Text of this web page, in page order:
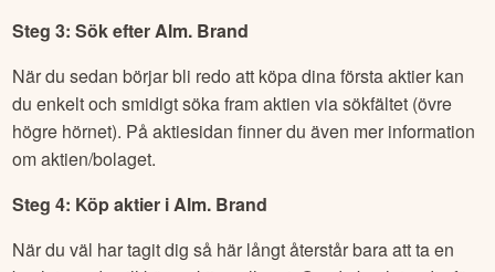
Steg 3: Sök efterAlm. Brand
När du sedan börjar bli redo att köpa dina första aktier kan
du enkelt och smidigt söka fram aktien via sökfältet (övre
högre hörnet). På aktiesidan finner du även mer information
om aktien/bolaget.
Steg 4: Köp aktier iAlm. Brand
När du väl har tagit dig så här långt återstår bara att ta en